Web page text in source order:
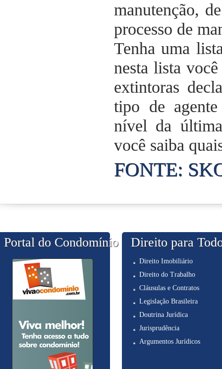
manutenção,
processo de
Tenha uma
nesta lista
extintoras
tipo de
nível da
você saiba
FONTE:
Portal do Condomínio Direito para
Direito Imobiliário
Direito do Trabalho
Cláusulas e Contratos
Legislação Brasileira
Doutrina Jurídica
Jurisprudência
Argumentos Jurídicos